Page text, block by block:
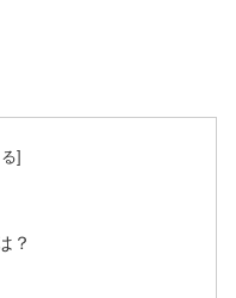
？